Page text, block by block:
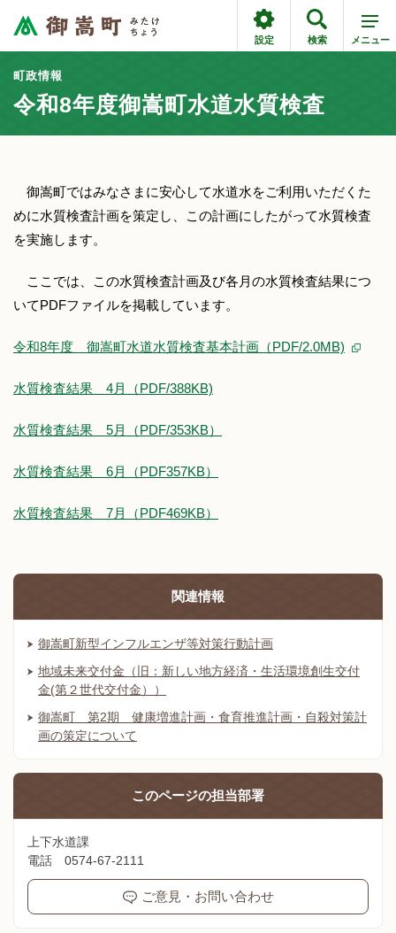
設定 検索 メニュー
町政情報
令和8年度御嵩町水道水質検査
御嵩町ではみなさまに安心して水道水をご利用いただくた
めに水質検査計画を策定し、この計画にしたがって水質検査
を実施します。
ここでは、この水質検査計画及び各月の水質検査結果につ
いてPDFファイルを掲載しています。
令和8年度 御嵩町水道水質検査基本計画（PDF/2.0MB)
水質検査結果 4月（PDF/388KB)
水質検査結果 5月（PDF/353KB）
水質検査結果 6月（PDF357KB）
水質検査結果 7月（PDF469KB）
関連情報
御嵩町新型インフルエンザ等対策行動計画
地域未来交付金（旧：新しい地方経済・生活環境創生交付
金(第２世代交付金））
御嵩町 第2期 健康増進計画・食育推進計画・自殺対策計
画の策定について
このページの担当部署
上下水道課
電話 0574-67-2111
ご意見・お問い合わせ